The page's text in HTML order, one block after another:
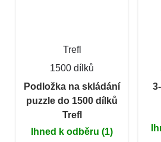
Trefl
1500 dílků
Podložka na skládání
puzzle do 1500 dílků
Trefl
Ihned k odběru (1)